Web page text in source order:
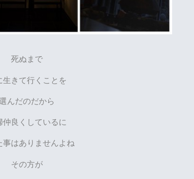
死ぬまで
生きて行くことを
んだのだから
仲良くしているに
事はありませんよね
その方が